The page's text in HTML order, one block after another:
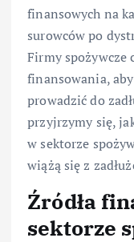
finansowych na
surowców po
Firmy spożywcze
finansowania,
prowadzić do
przyjrzymy się,
w sektorze
wiążą się z
Źródła
sektorze